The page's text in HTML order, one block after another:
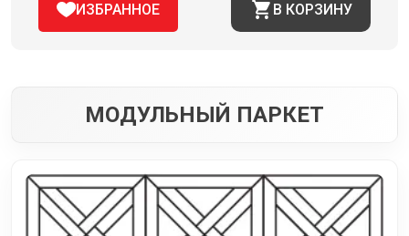
ИЗБРАННОЕ В КОРЗИНУ
МОДУЛЬНЫЙ ПАРКЕТ